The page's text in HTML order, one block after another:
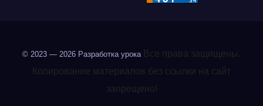
© 2023 — 2026 Разработка урока Все права защищены.
Копирование материалов без ссылки на сайт
запрещено!